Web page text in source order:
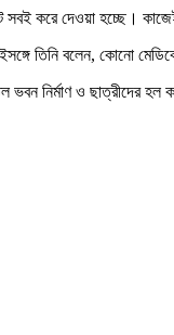
সবই করে দেওয়া হচ্ছে।
তিনি বলেন, কোনো
নির্মাণ ও ছাত্রীদের হল